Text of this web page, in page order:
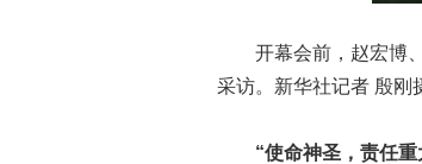
开幕会前，赵宏博、
采访。新华社记者 殷刚
“使命神圣，责任